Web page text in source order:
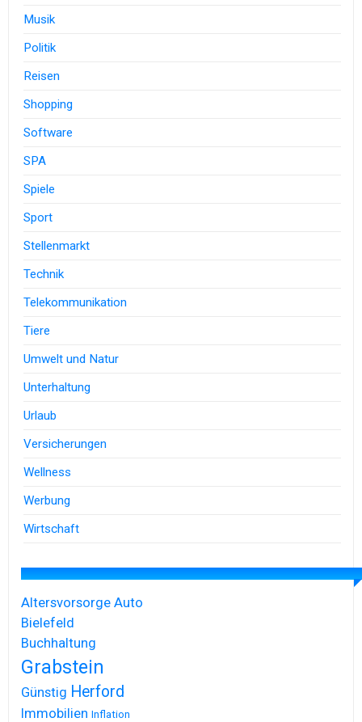
Musik
Politik
Reisen
Shopping
Software
SPA
Spiele
Sport
Stellenmarkt
Technik
Telekommunikation
Tiere
Umwelt und Natur
Unterhaltung
Urlaub
Versicherungen
Wellness
Werbung
Wirtschaft
Altersvorsorge Auto
Bielefeld
Buchhaltung
Grabstein
Günstig Herford
Immobilien Inflation